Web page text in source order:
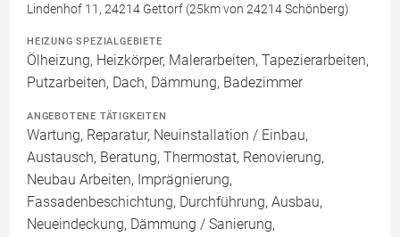
Lindenhof 11, 24214 Gettorf (25km von 24214 Schönberg)
HEIZUNG SPEZIALGEBIETE
Ölheizung, Heizkörper, Malerarbeiten, Tapezierarbeiten,
Putzarbeiten, Dach, Dämmung, Badezimmer
ANGEBOTENE TÄTIGKEITEN
Wartung, Reparatur, Neuinstallation / Einbau,
Austausch, Beratung, Thermostat, Renovierung,
Neubau Arbeiten, Imprägnierung,
Fassadenbeschichtung, Durchführung, Ausbau,
Neueindeckung, Dämmung / Sanierung,